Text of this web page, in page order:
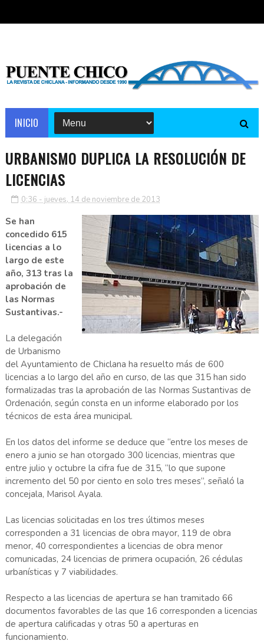
INICIO
URBANISMO DUPLICA LA RESOLUCIÓN DE
LICENCIAS
0:36 - jueves, 14 de noviembre de 2013
Se han
concedido 615
licencias a lo
largo de este
año, 313 tras la
aprobación de
las Normas
Sustantivas.-
La delegación
de Urbanismo
del Ayuntamiento de Chiclana ha resuelto más de 600
licencias a lo largo del año en curso, de las que 315 han sido
formalizadas tras la aprobación de las Normas Sustantivas de
Ordenación, según consta en un informe elaborado por los
técnicos de esta área municipal.
En los datos del informe se deduce que “entre los meses de
enero a junio se han otorgado 300 licencias, mientras que
entre julio y octubre la cifra fue de 315, “lo que supone
incremento del 50 por ciento en solo tres meses”, señaló la
concejala, Marisol Ayala.
Las licencias solicitadas en los tres últimos meses
corresponden a 31 licencias de obra mayor, 119 de obra
menor, 40 correspondientes a licencias de obra menor
comunicadas, 24 licencias de primera ocupación, 26 cédulas
urbanísticas y 7 viabilidades.
Respecto a las licencias de apertura se han tramitado 66
documentos favorables de las que 16 corresponden a licencias
de apertura calificadas y otras 50 a aperturas en
funcionamiento.